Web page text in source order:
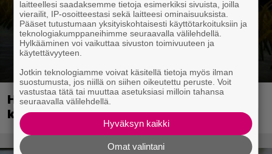
Huippusuosittu Soturikissat-kirjasarja
kääntyy videopeliksi
laitteellesi saadaksemme tietoja esimerkiksi sivuista, joilla
vierailit, IP-osoitteestasi sekä laitteesi ominaisuuksista.
Pääset tutustumaan yksityiskohtaisesti käyttötarkoituksiin ja
teknologiakumppaneihimme seuraavalla välilehdellä.
Hylkääminen voi vaikuttaa sivuston toimivuuteen ja
käytettävyyteen.
Jotkin teknologiamme voivat käsitellä tietoja myös ilman
suostumusta, jos niillä on siihen oikeutettu peruste. Voit
vastustaa tätä tai muuttaa asetuksiasi milloin tahansa
seuraavalla välilehdellä.
Hyväksyn kaikki
Omat valintani